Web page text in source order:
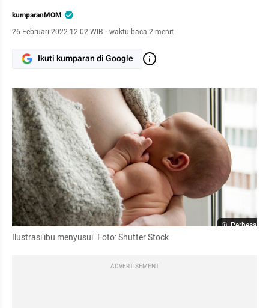
kumparanMOM
26 Februari 2022 12:02 WIB · waktu baca 2 menit
Ikuti kumparan di Google
Perbesar
Ilustrasi ibu menyusui. Foto: Shutter Stock
ADVERTISEMENT